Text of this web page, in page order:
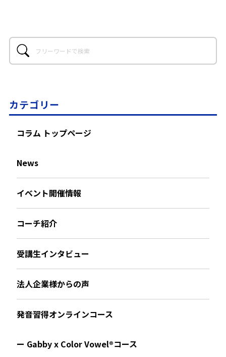
カテゴリー
コラム トップページ
News
イベント開催情報
コーチ紹介
受講生インタビュー
法人企業様からの声
発音習得オンラインコース
ー Gabby x Color Vowel®︎コース